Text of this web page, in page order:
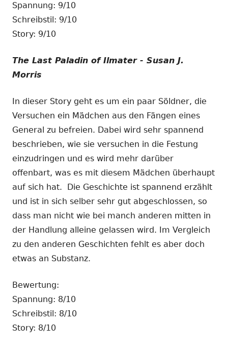
Spannung: 9/10
Schreibstil: 9/10
Story: 9/10
The Last Paladin of Ilmater - Susan J.
Morris
In dieser Story geht es um ein paar Söldner, die
Versuchen ein Mädchen aus den Fängen eines
General zu befreien. Dabei wird sehr spannend
beschrieben, wie sie versuchen in die Festung
einzudringen und es wird mehr darüber
offenbart, was es mit diesem Mädchen überhaupt
auf sich hat. Die Geschichte ist spannend erzählt
und ist in sich selber sehr gut abgeschlossen, so
dass man nicht wie bei manch anderen mitten in
der Handlung alleine gelassen wird. Im Vergleich
zu den anderen Geschichten fehlt es aber doch
etwas an Substanz.
Bewertung:
Spannung: 8/10
Schreibstil: 8/10
Story: 8/10